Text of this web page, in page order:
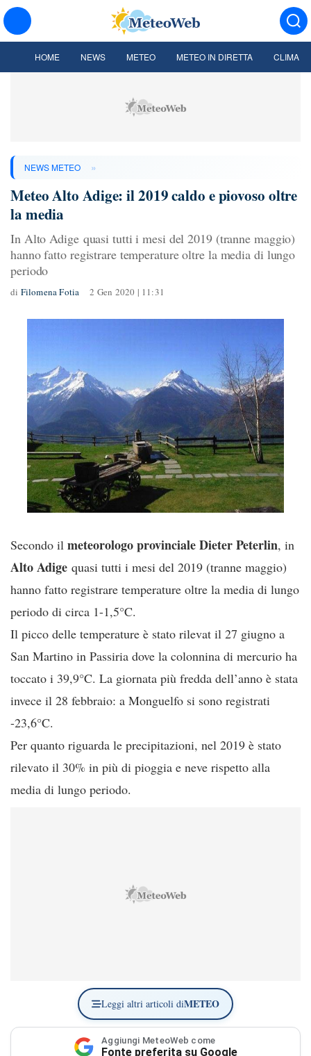
HOME NEWS METEO METEO IN DIRETTA CLIMA
NEWS METEO »
Meteo Alto Adige: il 2019 caldo e piovoso oltre
la media
In Alto Adige quasi tutti i mesi del 2019 (tranne maggio)
hanno fatto registrare temperature oltre la media di lungo
periodo
di Filomena Fotia 2 Gen 2020 | 11:31
Secondo il meteorologo provinciale Dieter Peterlin, in
AltoAdige quasi tutti i mesi del 2019 (tranne maggio)
hanno fatto registrare temperature oltre la media di lungo
periodo di circa 1-1,5°C.
Il picco delle temperature è stato rilevat il 27 giugno a
San Martino in Passiria dove la colonnina di mercurio ha
toccato i 39,9°C. La giornata più fredda dell’anno è stata
invece il 28 febbraio: a Monguelfo si sono registrati
-23,6°C.
Per quanto riguarda le precipitazioni, nel 2019 è stato
rilevato il 30% in più di pioggia e neve rispetto alla
media di lungo periodo.
Leggi altri articoli diMETEO
Aggiungi MeteoWeb come
Fonte preferita su Google